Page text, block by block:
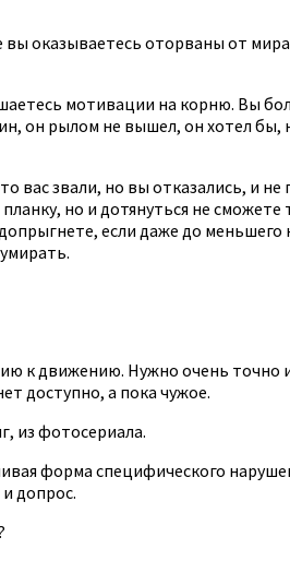
оказываетесь оторваны от
мотивации на корню. Вы
он рылом не вышел, он хотел бы,
вас звали, но вы отказались, и
но и дотянуться не сможете
если даже до меньшего
к движению. Нужно очень точно
доступно, а пока чужое.
из фотосериала.
форма специфического
допрос.